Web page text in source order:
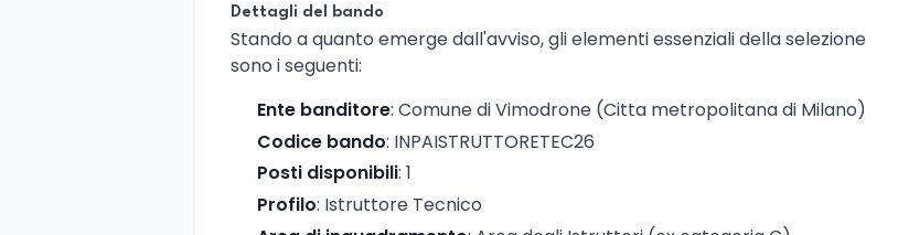
Dettagli del bando
Stando a quanto emerge dall'avviso, gli elementi essenziali della selezione
sono i seguenti:
Ente banditore: Comune di Vimodrone (Citta metropolitana di Milano)
Codice bando: INPAISTRUTTORETEC26
Posti disponibili: 1
Profilo: Istruttore Tecnico